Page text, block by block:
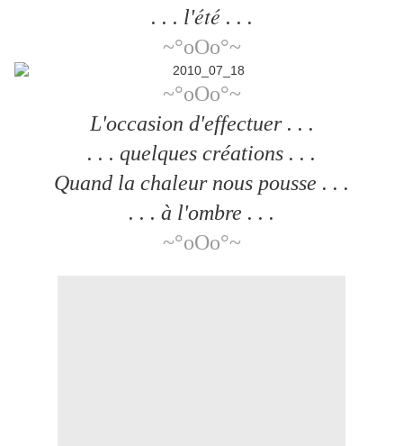
. . . l'été. . .
~°oOo°~
~°oOo°~
L'occasion d'effectuer . . .
. . . quelques créations . . .
Quand la chaleur nous pousse . . .
. . . à l'ombre . . .
~°oOo°~